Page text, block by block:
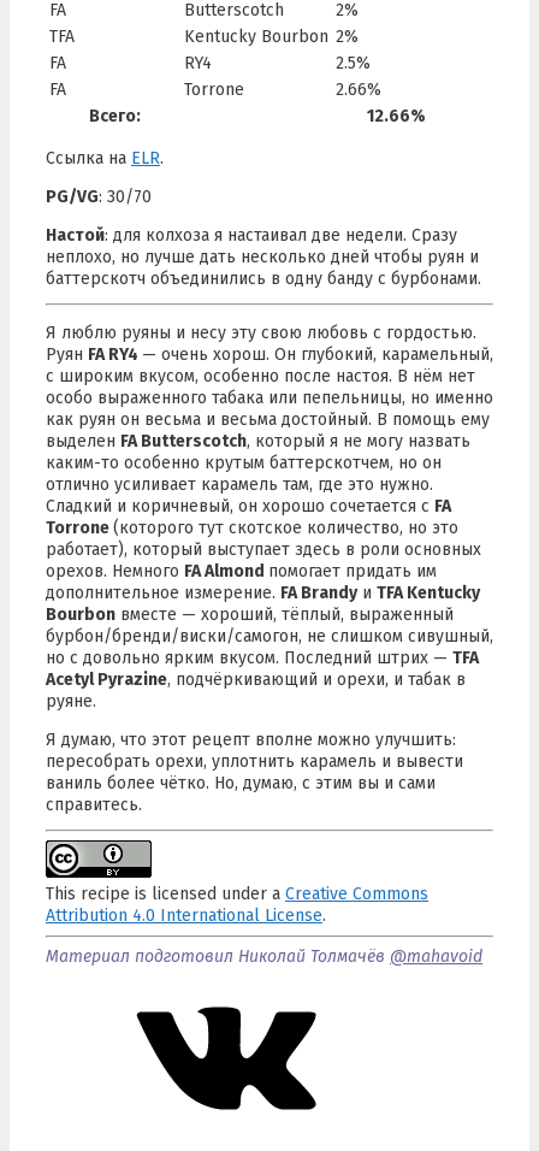
FA
Butterscotch
2%
TFA
Kentucky Bourbon 2%
FA
RY4
2.5%
FA
Torrone
2.66%
Всего:
12.66%
Ссылка на ELR.
PG/VG: 30/70
Настой: для колхоза я настаивал две недели. Сразу
неплохо, но лучше дать несколько дней чтобы руян и
баттерскотч объединились в одну банду с бурбонами.
Я люблю руяны и несу эту свою любовь с гордостью.
Руян FA RY4 — очень хорош. Он глубокий, карамельный,
с широким вкусом, особенно после настоя. В нём нет
особо выраженного табака или пепельницы, но именно
как руян он весьма и весьма достойный. В помощь ему
выделен FA Butterscotch, который я не могу назвать
каким-то особенно крутым баттерскотчем, но он
отлично усиливает карамель там, где это нужно.
Сладкий и коричневый, он хорошо сочетается с FA
Torrone(которого тут скотское количество, но это
работает), который выступает здесь в роли основных
орехов. Немного FA Almond помогает придать им
дополнительное измерение. FA Brandyи TFA Kentucky
Bourbon вместе — хороший, тёплый, выраженный
бурбон/бренди/виски/самогон, не слишком сивушный,
но с довольно ярким вкусом. Последний штрих — TFA
Acetyl Pyrazine, подчёркивающий и орехи, и табак в
руяне.
Я думаю, что этот рецепт вполне можно улучшить:
пересобрать орехи, уплотнить карамель и вывести
ваниль более чётко. Но, думаю, с этим вы и сами
справитесь.
This recipe is licensed under a Creative Commons
Attribution 4.0 International License.
Материал подготовил Николай Толмачёв @mahavoid